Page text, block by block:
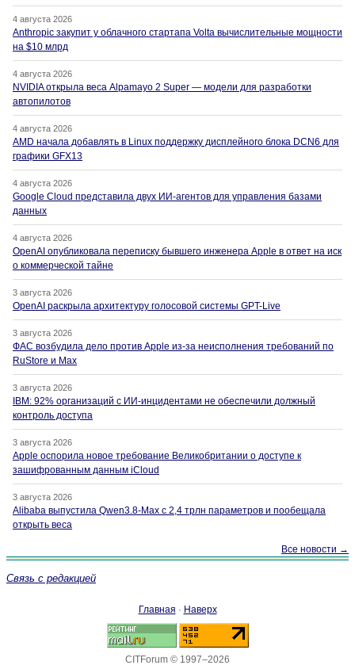
4 августа 2026
Anthropic закупит у облачного стартапа Volta вычислительные мощности
на $10 млрд
4 августа 2026
NVIDIA открыла веса Alpamayo 2 Super — модели для разработки
автопилотов
4 августа 2026
AMD начала добавлять в Linux поддержку дисплейного блока DCN6 для
графики GFX13
4 августа 2026
Google Cloud представила двух ИИ-агентов для управления базами
данных
4 августа 2026
OpenAI опубликовала переписку бывшего инженера Apple в ответ на иск
о коммерческой тайне
3 августа 2026
OpenAI раскрыла архитектуру голосовой системы GPT-Live
3 августа 2026
ФАС возбудила дело против Apple из-за неисполнения требований по
RuStore и Max
3 августа 2026
IBM: 92% организаций с ИИ-инцидентами не обеспечили должный
контроль доступа
3 августа 2026
Apple оспорила новое требование Великобритании о доступе к
зашифрованным данным iCloud
3 августа 2026
Alibaba выпустила Qwen3.8-Max с 2,4 трлн параметров и пообещала
открыть веса
Все новости →
Связь с редакцией
Главная · Наверх
CITForum © 1997–2026